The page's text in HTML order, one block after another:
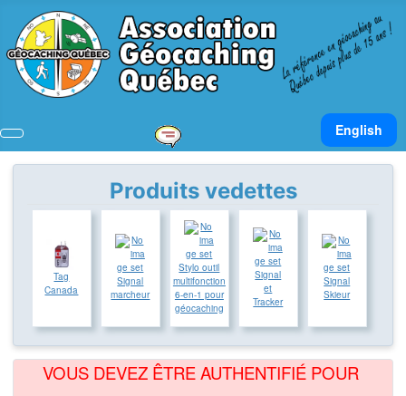
Sélectionnez
English
Produits vedettes
Tag
Canada
Signal
marcheur
Stylo outil
multifonction
6-en-1 pour
géocaching
Signal
et
Tracker
Signal
Skieur
VOUS DEVEZ ÊTRE AUTHENTIFIÉ POUR